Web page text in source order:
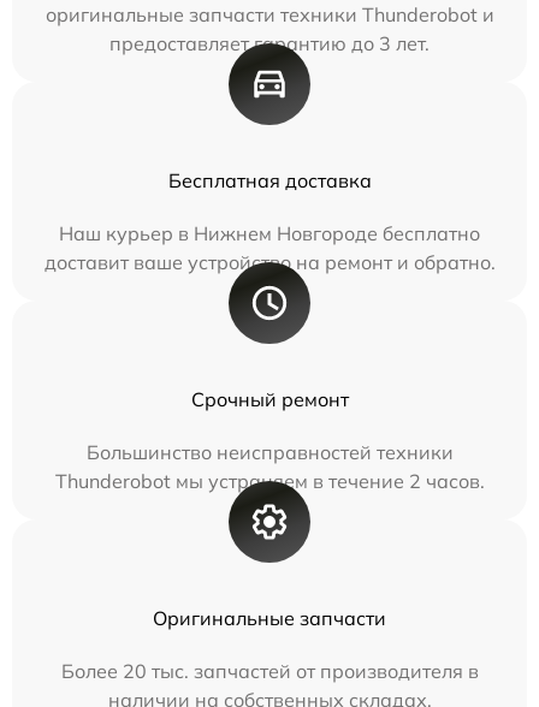
оригинальные запчасти техники Thunderobot и
предоставляет гарантию до 3 лет.
Бесплатная доставка
Наш курьер в Нижнем Новгороде бесплатно
доставит ваше устройство на ремонт и обратно.
Срочный ремонт
Большинство неисправностей техники
Thunderobot мы устраняем в течение 2 часов.
Оригинальные запчасти
Более 20 тыс. запчастей от производителя в
наличии на собственных складах.